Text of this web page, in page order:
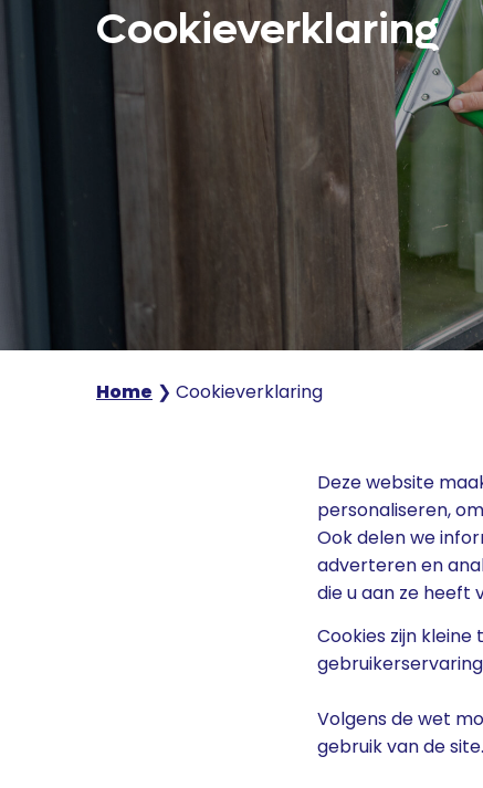
Cookieverklaring
Home ❯ Cookieverklaring
Deze website
personaliseren,
Ook delen we
adverteren en
die u aan ze heeft
Cookies zijn
Volgens de wet
gebruik van de